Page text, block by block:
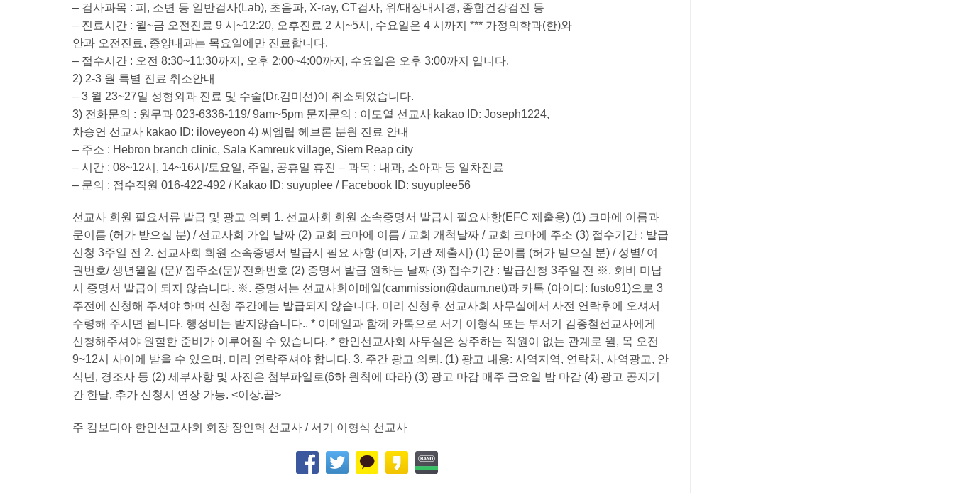
– 검사과목 : 피, 소변 등 일반검사(Lab), 초음파, X-ray, CT검사, 위/대장내시경, 종합건강검진 등
– 진료시간 : 월~금 오전진료 9 시~12:20, 오후진료 2 시~5시, 수요일은 4 시까지 *** 가정의학과(한)와
안과 오전진료, 종양내과는 목요일에만 진료합니다.
– 접수시간 : 오전 8:30~11:30까지, 오후 2:00~4:00까지, 수요일은 오후 3:00까지 입니다.
2) 2-3 월 특별 진료 취소안내
– 3 월 23~27일 성형외과 진료 및 수술(Dr.김미선)이 취소되었습니다.
3) 전화문의 : 원무과 023-6336-119/ 9am~5pm 문자문의 : 이도열 선교사 kakao ID: Joseph1224,
차승연 선교사 kakao ID: iloveyeon 4) 씨엠립 헤브론 분원 진료 안내
– 주소 : Hebron branch clinic, Sala Kamreuk village, Siem Reap city
– 시간 : 08~12시, 14~16시/토요일, 주일, 공휴일 휴진 – 과목 : 내과, 소아과 등 일차진료
– 문의 : 접수직원 016-422-492 / Kakao ID: suyuplee / Facebook ID: suyuplee56
선교사 회원 필요서류 발급 및 광고 의뢰 1. 선교사회 회원 소속증명서 발급시 필요사항(EFC 제출용) (1) 크마에 이름과
문이름 (허가 받으실 분) / 선교사회 가입 날짜 (2) 교회 크마에 이름 / 교회 개척날짜 / 교회 크마에 주소 (3) 접수기간 : 발급
신청 3주일 전 2. 선교사회 회원 소속증명서 발급시 필요 사항 (비자, 기관 제출시) (1) 문이름 (허가 받으실 분) / 성별/ 여
권번호/ 생년월일 (문)/ 집주소(문)/ 전화번호 (2) 증명서 발급 원하는 날짜 (3) 접수기간 : 발급신청 3주일 전 ※. 회비 미납
시 증명서 발급이 되지 않습니다. ※. 증명서는 선교사회이메일(cammission@daum.net)과 카톡 (아이디: fusto91)으로 3
주전에 신청해 주셔야 하며 신청 주간에는 발급되지 않습니다. 미리 신청후 선교사회 사무실에서 사전 연락후에 오셔서
수령해 주시면 됩니다. 행정비는 받지않습니다.. * 이메일과 함께 카톡으로 서기 이형식 또는 부서기 김종철선교사에게
신청해주셔야 원할한 준비가 이루어질 수 있습니다. * 한인선교사회 사무실은 상주하는 직원이 없는 관계로 월, 목 오전
9~12시 사이에 받을 수 있으며, 미리 연락주셔야 합니다. 3. 주간 광고 의뢰. (1) 광고 내용: 사역지역, 연락처, 사역광고, 안
식년, 경조사 등 (2) 세부사항 및 사진은 첨부파일로(6하 원칙에 따라) (3) 광고 마감 매주 금요일 밤 마감 (4) 광고 공지기
간 한달. 추가 신청시 연장 가능. <이상.끝>
주 캄보디아 한인선교사회 회장 장인혁 선교사 / 서기 이형식 선교사